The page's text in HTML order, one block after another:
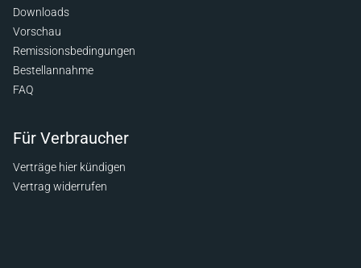
Downloads
Vorschau
Remissionsbedingungen
Bestellannahme
FAQ
Für Verbraucher
Verträge hier kündigen
Vertrag widerrufen